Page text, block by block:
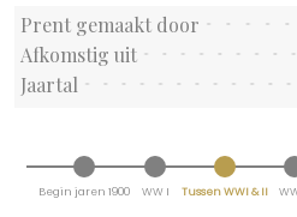
Prent gemaakt door
Afkomstig uit
Jaartal
Begin jaren 1900 WW I Tussen WWI & II